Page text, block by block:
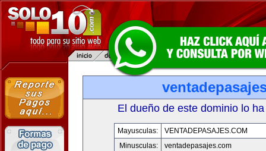
El dueño de este dominio lo
Mayusculas:
VENTADEPASAJES.COM
Minusculas:
ventadepasajes.com